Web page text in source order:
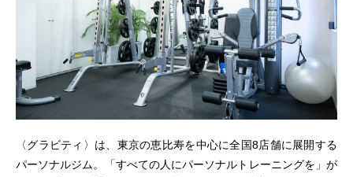
〈グラビティ〉は、東京の恵比寿を中心に全国8店舗に展開する
パーソナルジム。「すべての人にパーソナルトレーニングを」が